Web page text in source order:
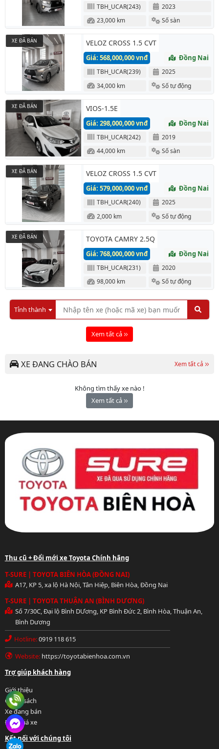
TBH_UCAR(243)
2023
23,000 km
Số sàn
VELOZ CROSS 1.5 CVT
Giá: 568,000,000 vnđ Đồng Nai
TBH_UCAR(239)
2025
34,000 km
Số tự động
XE ĐÃ BÁN
VIOS-1.5E
Giá: 298,000,000 vnđ Đồng Nai
TBH_UCAR(242)
2019
44,000 km
Số sàn
XE ĐÃ BÁN
VELOZ CROSS 1.5 CVT
Giá: 579,000,000 vnđ Đồng Nai
TBH_UCAR(240)
2025
2,000 km
Số tự động
XE ĐÃ BÁN
TOYOTA CAMRY 2.5Q
Giá: 768,000,000 vnđ Đồng Nai
TBH_UCAR(231)
2020
98,000 km
Số tự động
XE ĐÃ BÁN
Tỉnh thành
Xem tất cả
XE ĐANG CHÀO BÁN Xem tất cả
Không tìm thấy xe nào !
Xem tất cả
Hotline: 0919 118 615
Chat FB Messenger
Chat Zalo
Thu cũ + Đổi mới xe Toyota Chính hãng
T-SURE | TOYOTA BIÊN HÒA (ĐỒNG NAI)
A17, KP 5, xa lộ Hà Nội, Tân Hiệp, Biên Hòa, Đồng Nai
T-SURE | TOYOTA THUẬN AN (BÌNH DƯƠNG)
Số 7/30C, Đại lộ Bình DƯơng, KP Bình Đức 2, Bình Hòa, Thuận An,
Bình Dương
Hotline:0919 118 615
Website: https://toyotabienhoa.com.vn
Trợ giúp khách hàng
Giới thiệu
Chính sách
Xe đang bán
Định giá xe
Kết nối với chúng tôi